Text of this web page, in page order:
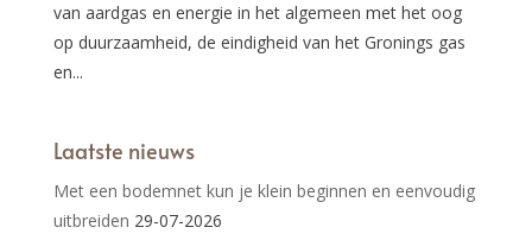
van aardgas en energie in het algemeen met het oog
op duurzaamheid, de eindigheid van het Gronings gas
en...
Laatste nieuws
Met een bodemnet kun je klein beginnen en eenvoudig
uitbreiden 29-07-2026